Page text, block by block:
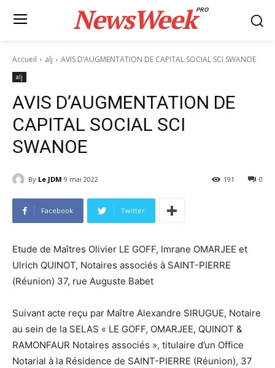
NewsWeekPRO
Accueil alj AVIS D’AUGMENTATION DE CAPITAL SOCIAL SCI SWANOE
alj
AVIS D’AUGMENTATION DE
CAPITAL SOCIAL SCI
SWANOE
By Le JDM 9 mai 2022 0
191
Facebook Twitter
Etude de Maîtres Olivier LE GOFF, Imrane OMARJEE et
Ulrich QUINOT, Notaires associés à SAINT-PIERRE
(Réunion) 37, rue Auguste Babet
Suivant acte reçu par Maître Alexandre SIRUGUE, Notaire
au sein de la SELAS « LE GOFF, OMARJEE, QUINOT &
RAMONFAUR Notaires associés », titulaire d’un Office
Notarial à la Résidence de SAINT-PIERRE (Réunion), 37